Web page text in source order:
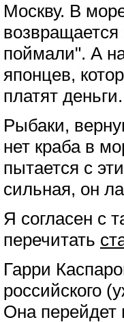
Москву. В
поймали". А
японцев,
платят
Рыбаки,
нет краба в
пытается с
сильная, он
Я согласен с
перечитать
Гарри
российского
Она перейдет